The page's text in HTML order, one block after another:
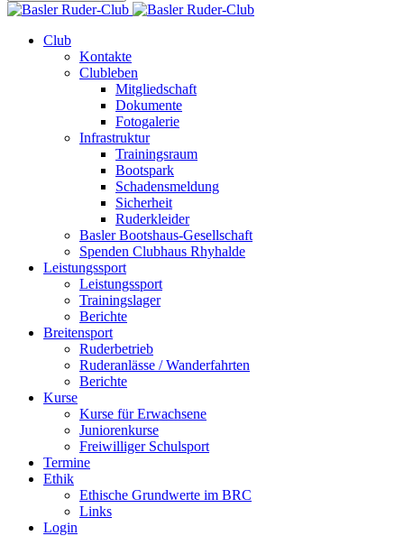
Club
Kontakte
Clubleben
Mitgliedschaft
Dokumente
Fotogalerie
Infrastruktur
Trainingsraum
Bootspark
Schadensmeldung
Sicherheit
Ruderkleider
Basler Bootshaus-Gesellschaft
Spenden Clubhaus Rhyhalde
Leistungssport
Leistungssport
Trainingslager
Berichte
Breitensport
Ruderbetrieb
Ruderanlässe / Wanderfahrten
Berichte
Kurse
Kurse für Erwachsene
Juniorenkurse
Freiwilliger Schulsport
Termine
Ethik
Ethische Grundwerte im BRC
Links
Login